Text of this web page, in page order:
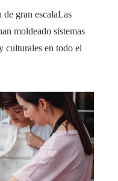
gran escalaLas
moldeado sistemas
culturales en todo el